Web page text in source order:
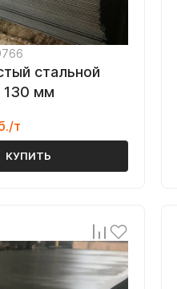
стальной
130 мм
т
КУПИТЬ